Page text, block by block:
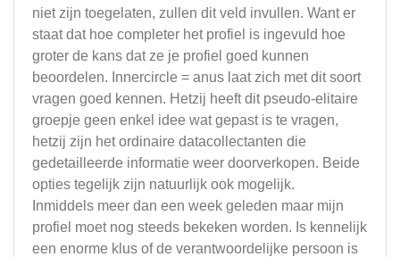
niet zijn toegelaten, zullen dit veld invullen. Want er
staat dat hoe completer het profiel is ingevuld hoe
groter de kans dat ze je profiel goed kunnen
beoordelen. Innercircle = anus laat zich met dit soort
vragen goed kennen. Hetzij heeft dit pseudo-elitaire
groepje geen enkel idee wat gepast is te vragen,
hetzij zijn het ordinaire datacollectanten die
gedetailleerde informatie weer doorverkopen. Beide
opties tegelijk zijn natuurlijk ook mogelijk.
Inmiddels meer dan een week geleden maar mijn
profiel moet nog steeds bekeken worden. Is kennelijk
een enorme klus of de verantwoordelijke persoon is